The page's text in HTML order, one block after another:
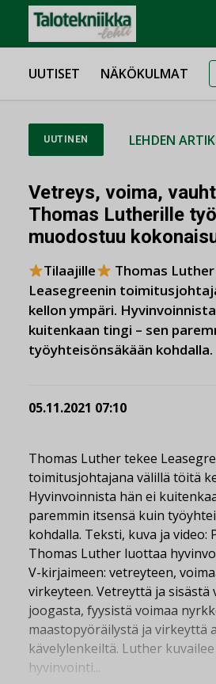
UUTISET NÄKÖKULMAT
UUTINEN LEHDEN
Vetreys, voima,
Thomas Lutherille
muodostuu
Tilaajille
Thomas
Leasegreenin
kellon ympäri.
kuitenkaan tingi – sen
työyhteisönsäkään kohdalla.
05.11.2021 07:10
Thomas Luther tekee
toimitusjohtajana välillä töitä
Hyvinvoinnista hän ei
paremmin itsensä kuin
kohdalla. Teksti, kuva ja video:
Thomas Luther luottaa
V-kirjaimeen: vetreyteen,
virkeyteen. Vetreyttä ja sisästä
joogasta, fyysistä voimaa
maastopyöräilystä ja virkeyttä
kävelylenkeiltä. Luther
hyvinvointi...